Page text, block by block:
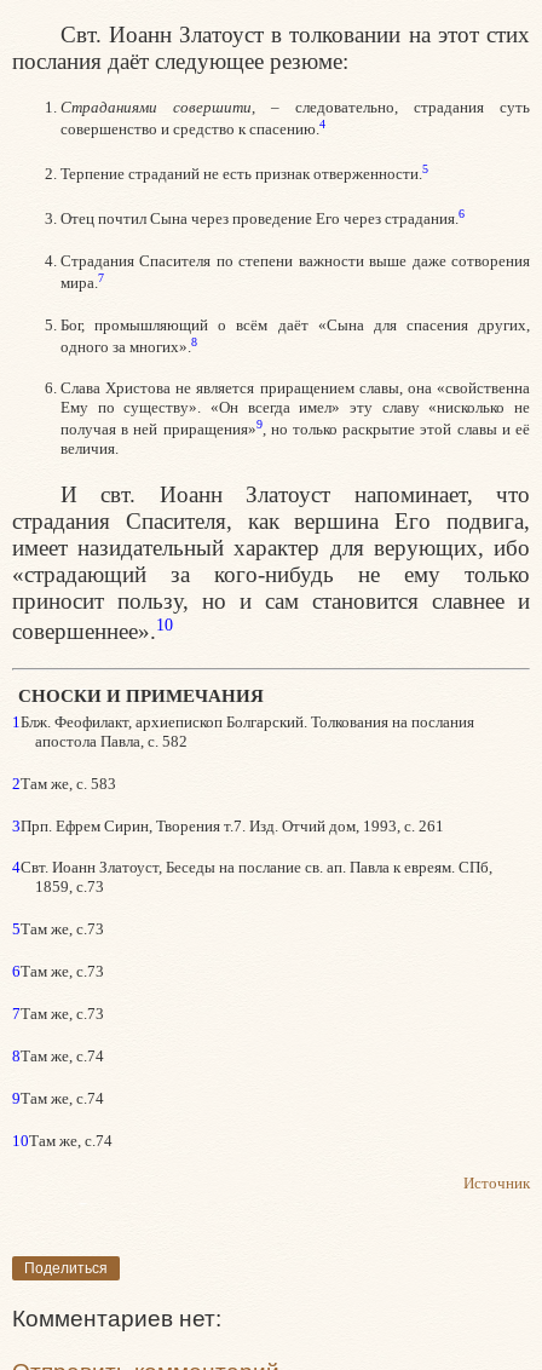
Свт. Иоанн Златоуст в толковании на этот стих
послания даёт следующее резюме:
Страданиями совершити , – следовательно, страдания суть
совершенство и средство к спасению. 4
Терпение страданий не есть признак отверженности. 5
Отец почтил Сына через проведение Его через страдания. 6
Страдания Спасителя по степени важности выше даже сотворения
мира. 7
Бог, промышляющий о всём даёт «Сына для спасения других,
одного за многих». 8
Слава Христова не является приращением славы, она «свойственна
Ему по существу». «Он всегда имел» эту славу «нисколько не
получая в ней приращения»9, но только раскрытие этой славы и её
величия.
И свт. Иоанн Златоуст напоминает, что
страдания Спасителя, как вершина Его подвига,
имеет назидательный характер для верующих, ибо
«страдающий за кого-нибудь не ему только
приносит пользу, но и сам становится славнее и
совершеннее».10
СНОСКИ И ПРИМЕЧАНИЯ
1 Блж. Феофилакт, архиепископ Болгарский. Толкования на послания
апостола Павла, с. 582
2Там же, с. 583
3Прп. Ефрем Сирин, Творения т.7. Изд. Отчий дом, 1993, с. 261
4Свт. Иоанн Златоуст, Беседы на послание св. ап. Павла к евреям. СПб,
1859, с.73
5Там же, с.73
6Там же, с.73
7Там же, с.73
8Там же, с.74
9Там же, с.74
10Там же, с.74
Источник
Поделиться
Комментариев нет: